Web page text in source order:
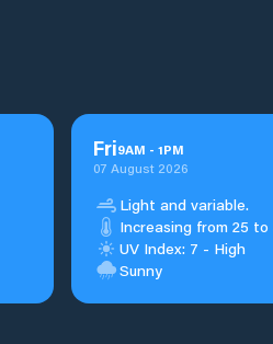
Fri9AM - 1PM
07 August 2026
Light and variable.
Increasing from 25 to
UV Index: 7 - High
Sunny